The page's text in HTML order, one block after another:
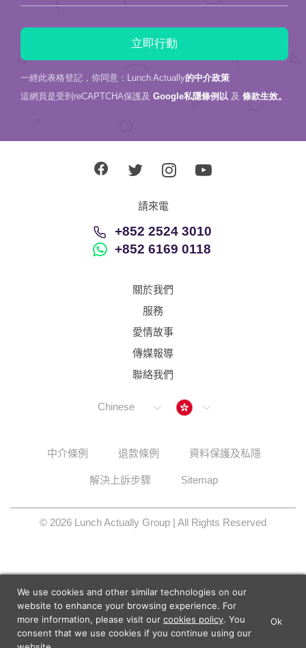
一經此表格登記，你同意：Lunch Actually的中介政策
這網頁是受到reCAPTCHA保護及 Google私隱條例以 及 條款生效。
請來電
+852 2524 3010
+852 6169 0118
關於我們
服務
愛情故事
傳媒報導
聯絡我們
Chinese Hong Kong
中介條例 退款條例 資料保護及私隱
解決上訴步驟 Sitemap
© 2026 Lunch Actually Group | All Rights Reserved
Lunch Actually - Dating For
We use cookies and other similar technologies on our
website to enhance your browsing experience. For
more information, please visit our cookies policy. You
consent that we use cookies if you continue using our
Ok